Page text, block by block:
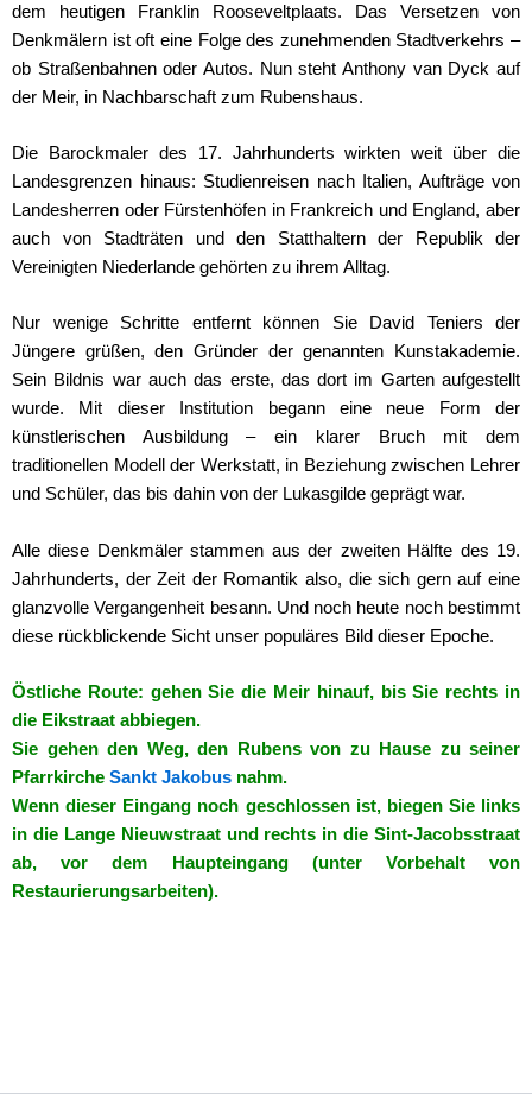
dem heutigen Franklin Rooseveltplaats. Das Versetzen von
Denkmälern ist oft eine Folge des zunehmenden Stadtverkehrs –
ob Straßenbahnen oder Autos. Nun steht Anthony van Dyck auf
der Meir, in Nachbarschaft zum Rubenshaus.
Die Barockmaler des 17. Jahrhunderts wirkten weit über die
Landesgrenzen hinaus: Studienreisen nach Italien, Aufträge von
Landesherren oder Fürstenhöfen in Frankreich und England, aber
auch von Stadträten und den Statthaltern der Republik der
Vereinigten Niederlande gehörten zu ihrem Alltag.
Nur wenige Schritte entfernt können Sie David Teniers der
Jüngere grüßen, den Gründer der genannten Kunstakademie.
Sein Bildnis war auch das erste, das dort im Garten aufgestellt
wurde. Mit dieser Institution begann eine neue Form der
künstlerischen Ausbildung – ein klarer Bruch mit dem
traditionellen Modell der Werkstatt, in Beziehung zwischen Lehrer
und Schüler, das bis dahin von der Lukasgilde geprägt war.
Alle diese Denkmäler stammen aus der zweiten Hälfte des 19.
Jahrhunderts, der Zeit der Romantik also, die sich gern auf eine
glanzvolle Vergangenheit besann. Und noch heute noch bestimmt
diese rückblickende Sicht unser populäres Bild dieser Epoche.
Östliche Route: gehen Sie die Meir hinauf, bis Sie rechts in
die Eikstraat abbiegen.
Sie gehen den Weg, den Rubens von zu Hause zu seiner
Pfarrkirche Sankt Jakobus nahm.
Wenn dieser Eingang noch geschlossen ist, biegen Sie links
in die Lange Nieuwstraat und rechts in die Sint-Jacobsstraat
ab, vor dem Haupteingang (unter Vorbehalt von
Restaurierungsarbeiten).